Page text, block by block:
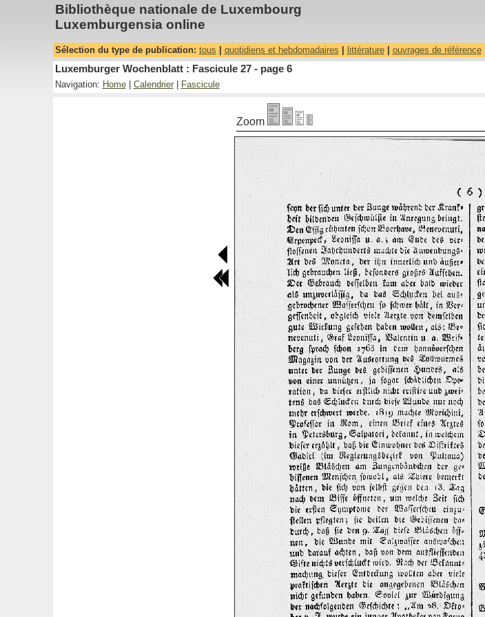
Bibliothèque nationale de Luxembourg
Luxemburgensia online
Sélection du type de publication: tous quotidiens et hebdomadaires littérature| ouvrages de référence|
Luxemburger Wochenblatt : Fascicule 27 - page 6
Navigation: Home| Calendrier| Fascicule
Zoom